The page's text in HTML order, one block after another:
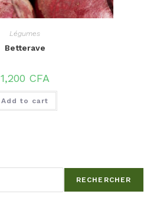
Légumes
Betterave
1,200 CFA
Add to cart
RECHERCHER